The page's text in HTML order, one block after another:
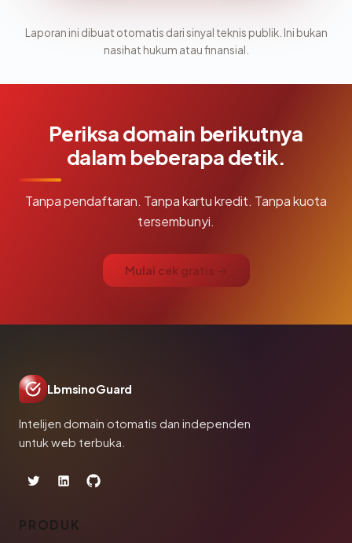
Laporan ini dibuat otomatis dari sinyal teknis publik. Ini bukan
nasihat hukum atau finansial.
Periksa domain berikutnya
dalam beberapa detik.
Tanpa pendaftaran. Tanpa kartu kredit. Tanpa kuota
tersembunyi.
Mulai cek gratis →
LbmsinoGuard
Intelijen domain otomatis dan independen
untuk web terbuka.
PRODUK